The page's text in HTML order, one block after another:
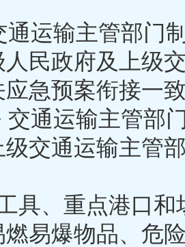
运输主管部门
人民政府及上级
应急预案衔
通运输主管部
交通运输主管
具、重点港口和
燃易爆物品、危